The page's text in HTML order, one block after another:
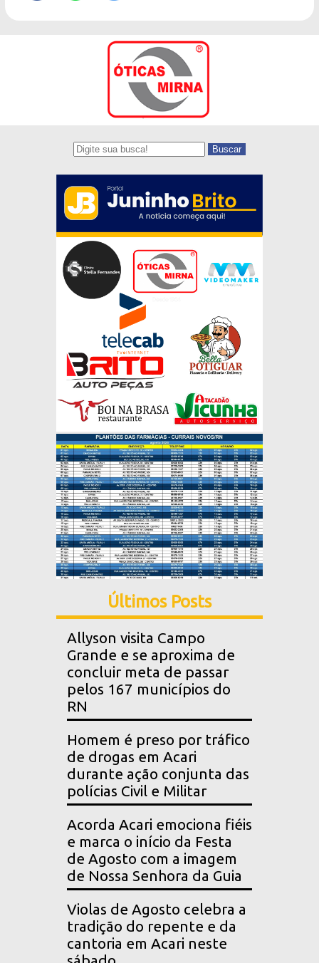
Buscar
Últimos Posts
Allyson visita Campo
Grande e se aproxima de
concluir meta de passar
pelos 167 municípios do
RN
Homem é preso por tráfico
de drogas em Acari
durante ação conjunta das
polícias Civil e Militar
Acorda Acari emociona fiéis
e marca o início da Festa
de Agosto com a imagem
de Nossa Senhora da Guia
Violas de Agosto celebra a
tradição do repente e da
cantoria em Acari neste